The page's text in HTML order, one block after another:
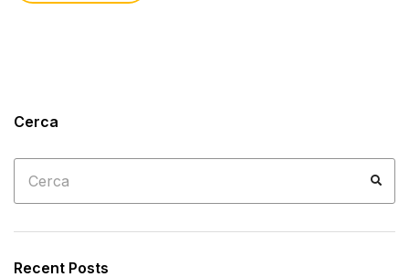
Cerca
Cerca
per:
Recent Posts